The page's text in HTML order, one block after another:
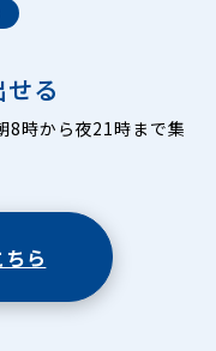
せる
8時から夜21時まで集
ら